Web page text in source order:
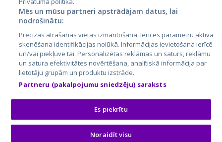
City24.lv
City24.ee
GetaPro.lv
GetaPro.ee
Skelbiu.lt
Autoplius.lt
Aruodas.lt
CVbankas.lt
Kainos.lt
Paslaugos.lt
auto24.ee
Osta.ee
KuldneBörs.ee
Mēs un mūsu partneri apstrādājam datus, lai
nodrošinātu:
Precīzas atrašanās vietas izmantošana. Ierīces parametru aktīva
skenēšana identifikācijas nolūkā. Informācijas ievietošana ierīcē
un/vai piekļuve tai. Personalizētas reklāmas un saturs, reklāmu
un satura efektivitātes novērtēšana, analītiskā informācija par
lietotāju grupām un produktu izstrāde.
Partneru (pakalpojumu sniedzēju) saraksts
Es piekrītu
Noraidīt visu